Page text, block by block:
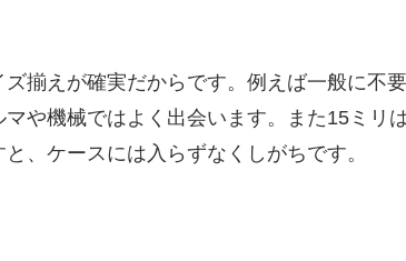
揃えが確実だからです。例えば一般に不
や機械ではよく出会います。また15ミリ
、ケースには入らずなくしがちです。